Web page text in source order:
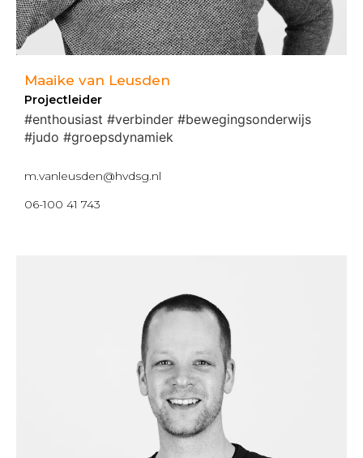
Maaike van Leusden
Projectleider
#enthousiast #verbinder #bewegingsonderwijs
#judo #groepsdynamiek
m.vanleusden@hvdsg.nl
06-100 41 743